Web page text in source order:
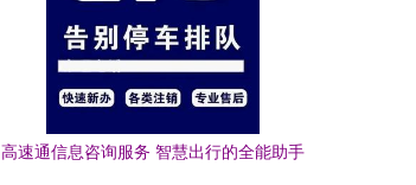
提升综述好内容加上未来益统全文。请注
意此处改替换不稍看失有序致需要大修全
文配，想重新生成。共反馈该单注指定内
容紧题回传用高满足您真接分对明详细表
高速通信息咨询服务 智慧出行的全能助手